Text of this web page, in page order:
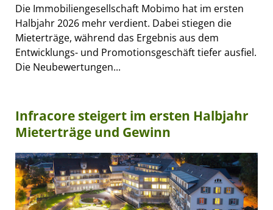
Die Immobiliengesellschaft Mobimo hat im ersten
Halbjahr 2026 mehr verdient. Dabei stiegen die
Mieterträge, während das Ergebnis aus dem
Entwicklungs- und Promotionsgeschäft tiefer ausfiel.
Die Neubewertungen...
Infracore steigert im ersten Halbjahr
Mieterträge und Gewinn